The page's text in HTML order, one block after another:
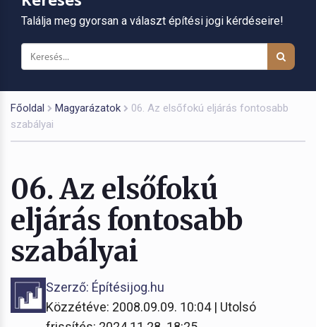
Találja meg gyorsan a választ építési jogi kérdéseire!
Főoldal Magyarázatok
06. Az elsőfokú eljárás fontosabb
szabályai
06. Az elsőfokú
eljárás fontosabb
szabályai
Szerző: Építésijog.hu
Közzétéve: 2008.09.09. 10:04 | Utolsó